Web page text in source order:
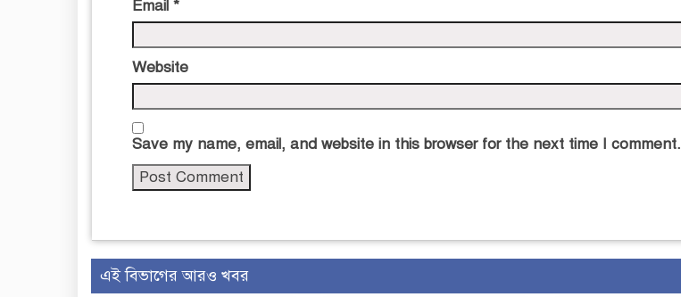
Email *
Website
Save my name, email, and website in this browser for the next time I comment.
এই বিভাগের আরও খবর